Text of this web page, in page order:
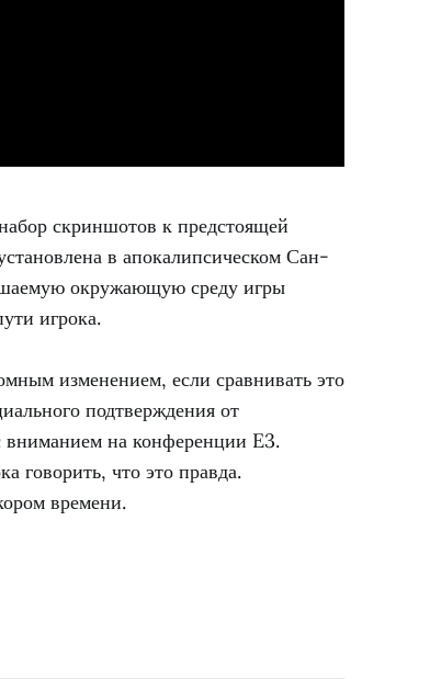
скриншотов к предстоящей
в апокалипсическом Сан-
окружающую среду игры
игрока.
изменением, если сравнивать это
подтверждения от
вниманием на конференции E3.
говорить, что это правда.
времени.